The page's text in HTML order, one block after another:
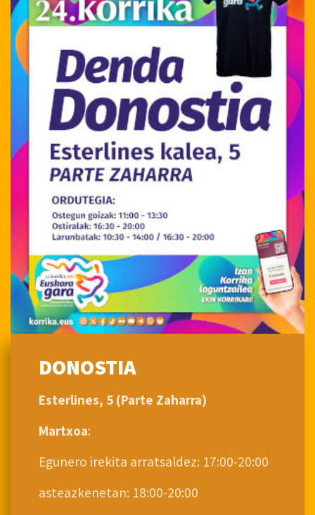
DONOSTIA
Esterlines, 5 (Parte Zaharra)
Martxoa:
Egunero irekita arratsaldez: 17:00-20:00
asteazkenetan: 18:00-20:00